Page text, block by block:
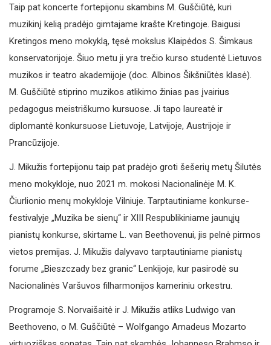
Taip pat koncerte fortepijonu skambins M. Guščiūtė, kuri
muzikinį kelią pradėjo gimtajame krašte Kretingoje. Baigusi
Kretingos meno mokyklą, tęsė mokslus Klaipėdos S. Šimkaus
konservatorijoje. Šiuo metu ji yra trečio kurso studentė Lietuvos
muzikos ir teatro akademijoje (doc. Albinos Šikšniūtės klasė).
M. Guščiūtė stiprino muzikos atlikimo žinias pas įvairius
pedagogus meistriškumo kursuose. Ji tapo laureatė ir
diplomantė konkursuose Lietuvoje, Latvijoje, Austrijoje ir
Prancūzijoje.
J. Mikužis fortepijonu taip pat pradėjo groti šešerių metų Šilutės
meno mokykloje, nuo 2021 m. mokosi Nacionalinėje M. K.
Čiurlionio menų mokykloje Vilniuje. Tarptautiniame konkurse-
festivalyje „Muzika be sienų“ ir XIII Respublikiniame jaunųjų
pianistų konkurse, skirtame L. van Beethovenui, jis pelnė pirmos
vietos premijas. J. Mikužis dalyvavo tarptautiniame pianistų
forume „Bieszczady bez granic“ Lenkijoje, kur pasirodė su
Nacionalinės Varšuvos filharmonijos kameriniu orkestru.
Programoje S. Norvaišaitė ir J. Mikužis atliks Ludwigo van
Beethoveno, o M. Guščiūtė – Wolfgango Amadeus Mozarto